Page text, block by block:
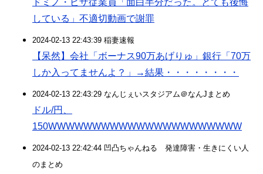
ドミノ・ピザ従業員「面白半分だった。とても後悔
している」不適切動画で謝罪
2024-02-13 22:43:39 稲妻速報
【呆然】会社「ボーナス90万あげりゅ」銀行「70万
しか入ってませんよ？」→結果・・・・・・・・
2024-02-13 22:43:29 なんじぇいスタジアム＠なんJまとめ
ドル/円、
150WWWWWWWWWWWWWWWWWWWWWW
2024-02-13 22:42:44 凹凸ちゃんねる 発達障害・生きにくい人
のまとめ